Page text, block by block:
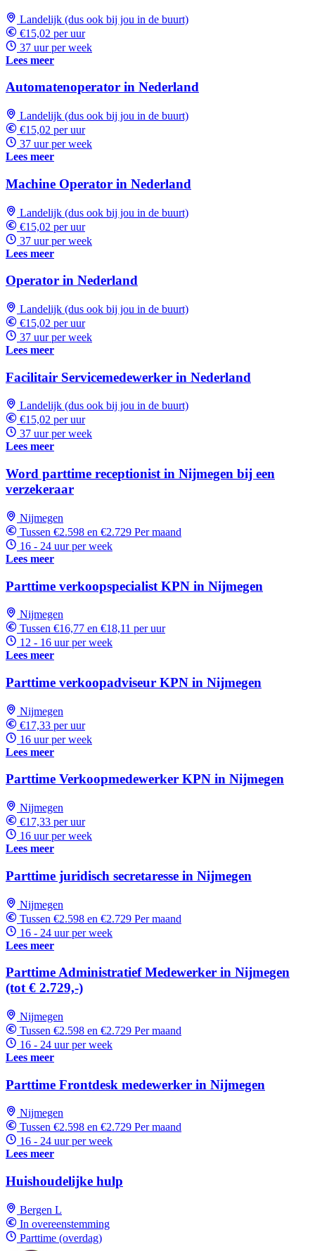
Landelijk (dus ook bij jou in de buurt)
€15,02 per uur
37 uur per week
Lees meer
Automatenoperator in Nederland
Landelijk (dus ook bij jou in de buurt)
€15,02 per uur
37 uur per week
Lees meer
Machine Operator in Nederland
Landelijk (dus ook bij jou in de buurt)
€15,02 per uur
37 uur per week
Lees meer
Operator in Nederland
Landelijk (dus ook bij jou in de buurt)
€15,02 per uur
37 uur per week
Lees meer
Facilitair Servicemedewerker in Nederland
Landelijk (dus ook bij jou in de buurt)
€15,02 per uur
37 uur per week
Lees meer
Word parttime receptionist in Nijmegen bij een
verzekeraar
Nijmegen
Tussen €2.598 en €2.729 Per maand
16 - 24 uur per week
Lees meer
Parttime verkoopspecialist KPN in Nijmegen
Nijmegen
Tussen €16,77 en €18,11 per uur
12 - 16 uur per week
Lees meer
Parttime verkoopadviseur KPN in Nijmegen
Nijmegen
€17,33 per uur
16 uur per week
Lees meer
Parttime Verkoopmedewerker KPN in Nijmegen
Nijmegen
€17,33 per uur
16 uur per week
Lees meer
Parttime juridisch secretaresse in Nijmegen
Nijmegen
Tussen €2.598 en €2.729 Per maand
16 - 24 uur per week
Lees meer
Parttime Administratief Medewerker in Nijmegen
(tot € 2.729,-)
Nijmegen
Tussen €2.598 en €2.729 Per maand
16 - 24 uur per week
Lees meer
Parttime Frontdesk medewerker in Nijmegen
Nijmegen
Tussen €2.598 en €2.729 Per maand
16 - 24 uur per week
Lees meer
Huishoudelijke hulp
Bergen L
In overeenstemming
Parttime (overdag)